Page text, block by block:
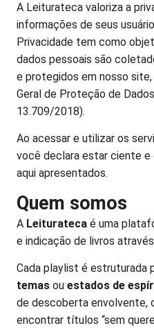
A Leiturateca valoriza a
informações de seus
Privacidade tem como
dados pessoais são
e protegidos em nosso
Geral de Proteção de
13.709/2018).
Ao acessar e utilizar os
você declara estar ciente
aqui apresentados.
Quem somos
A Leiturateca é uma
e indicação de livros
Cada playlist é estruturada
temas ou estados de
de descoberta envolvente,
encontrar títulos “sem